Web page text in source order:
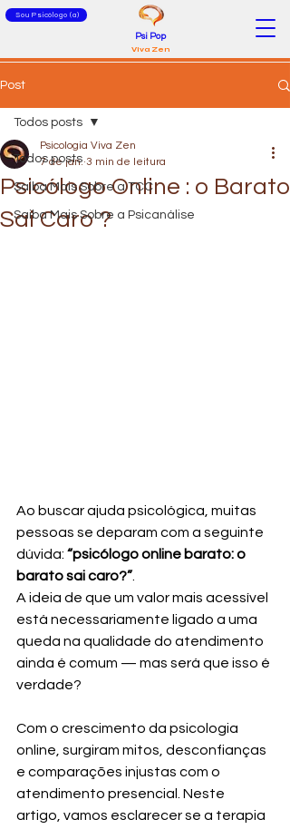
Sou Psicólogo (a)
Psi Pop
Viva Zen
Post
Todos posts
Saiba Mais Sobre a TCC
Saiba Mais Sobre a Psicanálise
Todos posts
Psicólogo Online : o Barato
Sai Caro ?
Psicologia Viva Zen
7 de jan. 3 min de leitura
Ao buscar ajuda psicológica, muitas
pessoas se deparam com a seguinte
dúvida: “psicólogo online barato: o
barato sai caro?”.
A ideia de que um valor mais acessível
está necessariamente ligado a uma
queda na qualidade do atendimento
ainda é comum — mas será que isso é
verdade?
Com o crescimento da psicologia
online, surgiram mitos, desconfianças
e comparações injustas com o
atendimento presencial. Neste
artigo, vamos esclarecer se a terapia